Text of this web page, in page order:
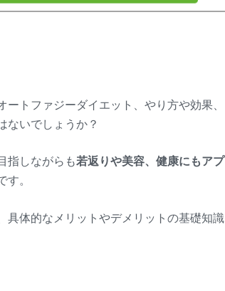
トファジーダイエット、やり方や効果、
ないでしょうか？
指しながらも若返りや美容、健康にもアプ
。
具体的なメリットやデメリットの基礎知識